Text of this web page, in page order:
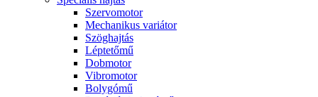
Szervomotor
Mechanikus variátor
Szöghajtás
Léptetőmű
Dobmotor
Vibromotor
Bolygómű